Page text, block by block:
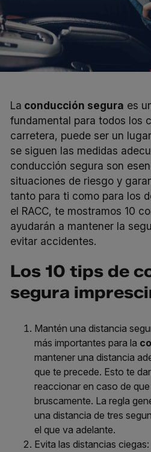
La conducción segura es
fundamental para todos los
carretera, puede ser un
se siguen las medidas
conducción segura son
situaciones de riesgo y
tanto para ti como para los
el RACC, te mostramos 10
ayudarán a mantener la
evitar accidentes.
Los 10 tips de
segura
Mantén una distancia
más importantes para la
mantener una distancia
que te precede. Esto te
reaccionar en caso de
bruscamente. La regla
una distancia de tres
el que va adelante.
Evita las distancias ciegas